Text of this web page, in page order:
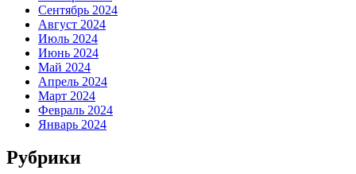
Сентябрь 2024
Август 2024
Июль 2024
Июнь 2024
Май 2024
Апрель 2024
Март 2024
Февраль 2024
Январь 2024
Рубрики